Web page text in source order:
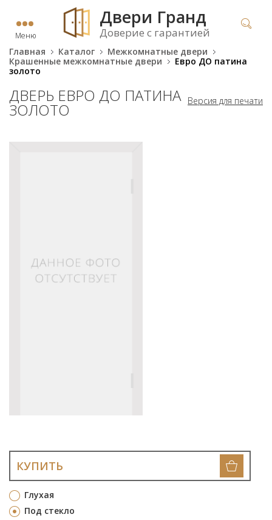
Меню
Двери Гранд
Доверие с гарантией
Главная Каталог
Межкомнатные двери
Крашенные межкомнатные двери
Евро ДО патина
золото
Версия для печати
ДВЕРЬ ЕВРО ДО ПАТИНА
ЗОЛОТО
Глухая
Под стекло
КУПИТЬ